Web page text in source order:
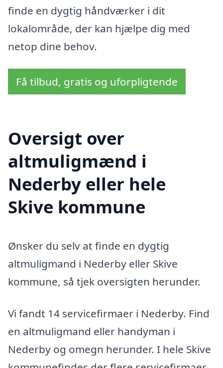
finde en dygtig håndværker i dit
lokalområde, der kan hjælpe dig med
netop dine behov.
Få tilbud, gratis og uforpligtende
Oversigt over
altmuligmænd i
Nederby eller hele
Skive kommune
Ønsker du selv at finde en dygtig
altmuligmand i Nederby eller Skive
kommune, så tjek oversigten herunder.
Vi fandt 14 servicefirmaer i Nederby. Find
en altmuligmand eller handyman i
Nederby og omegn herunder. I hele Skive